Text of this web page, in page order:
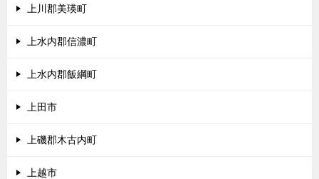
上川郡美瑛町
上水内郡信濃町
上水内郡飯綱町
上田市
上磯郡木古内町
上越市